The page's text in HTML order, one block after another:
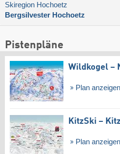
Skiregion Hochoetz
Bergsilvester Hochoetz
Pistenpläne
Wildkogel –
Plan anzeigen
KitzSki –
Plan anzeigen